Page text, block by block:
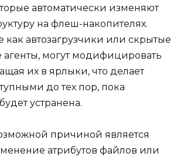
автоматически изменяют
на флеш-накопителях.
как автозагрузчики или скрытые
могут модифицировать
их в ярлыки, что делает
до тех пор, пока
устранена.
причиной является
атрибутов файлов или